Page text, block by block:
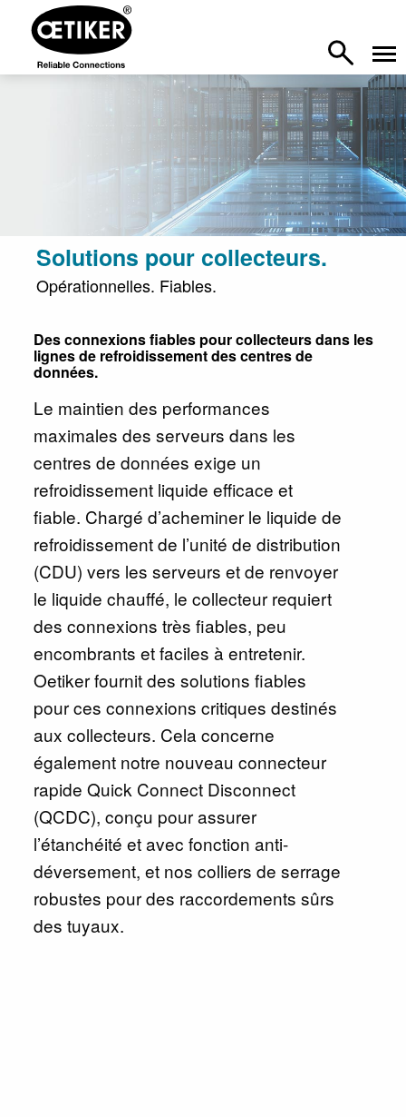
Solutions pour collecteurs.
Opérationnelles. Fiables.
Des connexions fiables pour collecteurs dans les
lignes de refroidissement des centres de
données.
Le maintien des performances
maximales des serveurs dans les
centres de données exige un
refroidissement liquide efficace et
fiable. Chargé d’acheminer le liquide de
refroidissement de l’unité de distribution
(CDU) vers les serveurs et de renvoyer
le liquide chauffé, le collecteur requiert
des connexions très fiables, peu
encombrants et faciles à entretenir.
Oetiker fournit des solutions fiables
pour ces connexions critiques destinés
aux collecteurs. Cela concerne
également notre nouveau connecteur
rapide Quick Connect Disconnect
(QCDC), conçu pour assurer
l’étanchéité et avec fonction anti-
déversement, et nos colliers de serrage
robustes pour des raccordements sûrs
des tuyaux.